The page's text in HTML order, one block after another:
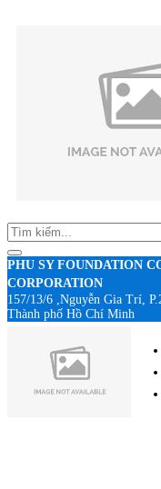
PHU SY FOUNDATION
CORPORATION
157/13/6 ,Nguyễn Gia Trí,
Thành phố Hồ Chí Minh